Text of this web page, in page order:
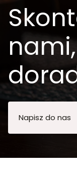
Napisz do nas